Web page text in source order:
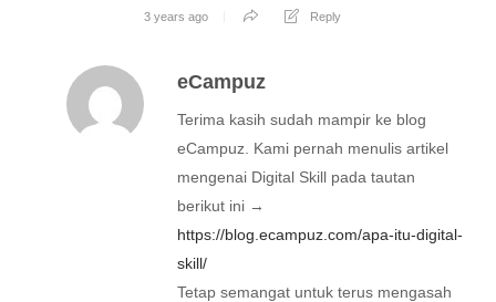
3 years ago Reply
eCampuz
Terima kasih sudah mampir ke blog
eCampuz. Kami pernah menulis artikel
mengenai Digital Skill pada tautan
berikut ini →
https://blog.ecampuz.com/apa-itu-digital-
skill/
Tetap semangat untuk terus mengasah